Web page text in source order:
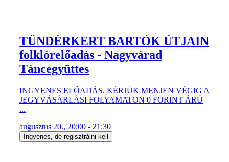
TÜNDÉRKERT BARTÓK ÚTJAIN
folklórelőadás - Nagyvárad
Táncegyüttes
INGYENES ELŐADÁS. KÉRJÜK MENJEN VÉGIG A
JEGYVÁSÁRLÁSI FOLYAMATON 0 FORINT ÁRÚ
...
augusztus 20., 20:00 - 21:30
Ingyenes, de regisztrálni kell